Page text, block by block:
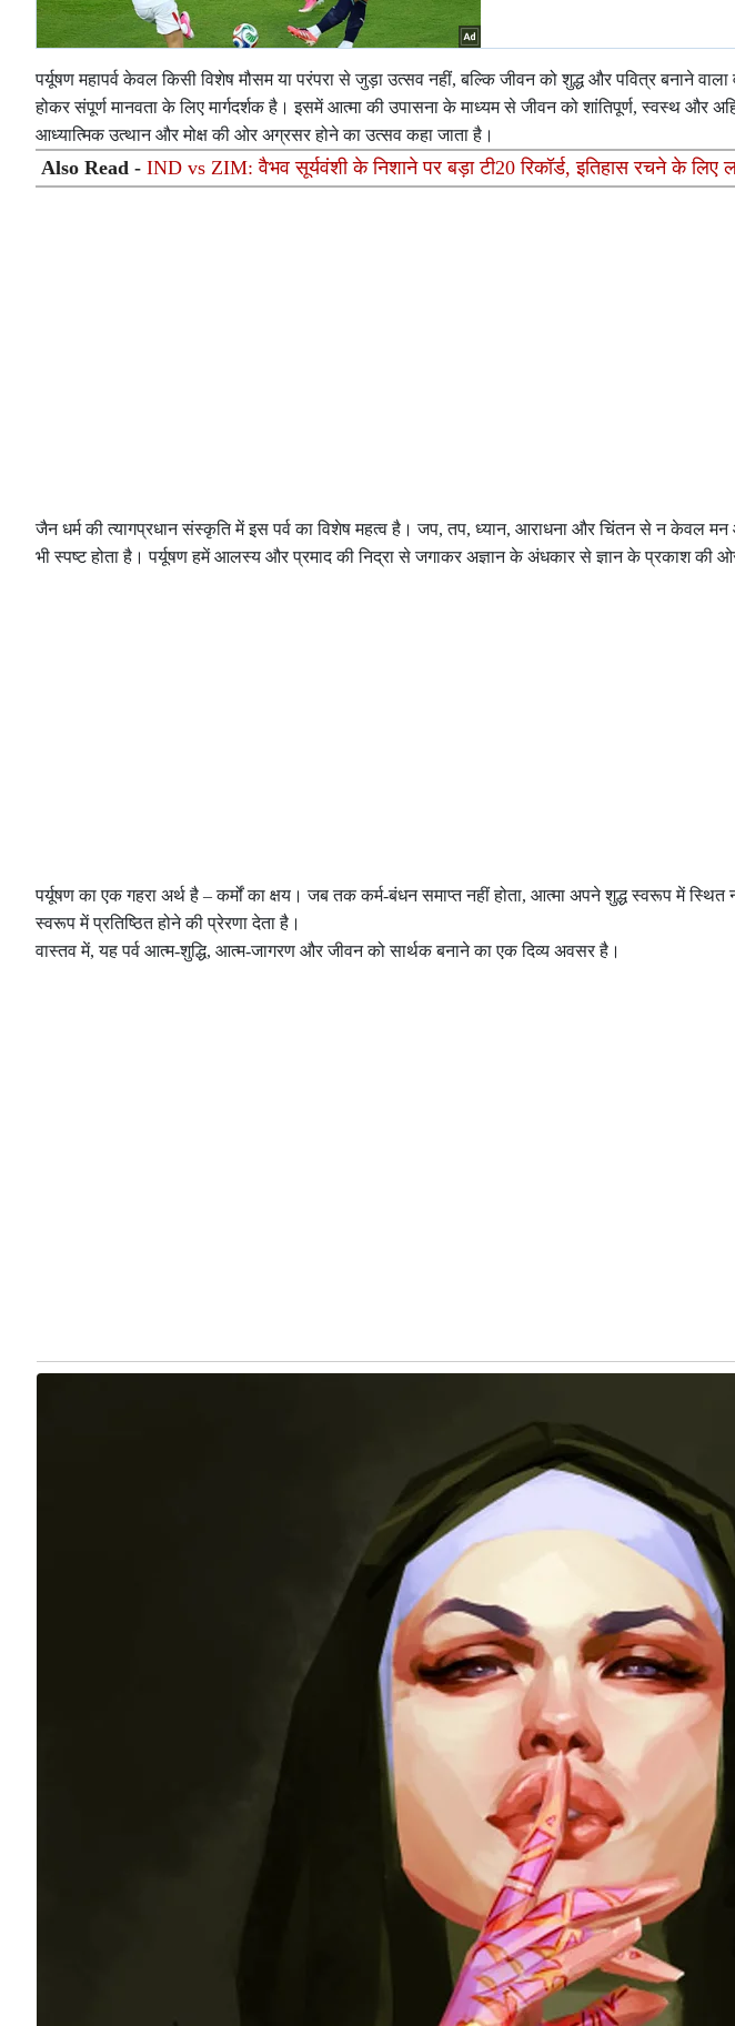
पर्यूषण महापर्व केवल किसी विशेष मौसम या परंपरा से जुड़ा उत्सव नहीं, बल्कि जीवन को शुद्ध और पवित्र बनाने
होकर संपूर्ण मानवता के लिए मार्गदर्शक है। इसमें आत्मा की उपासना के माध्यम से जीवन को शांतिपूर्ण, स्वस्थ और
आध्यात्मिक उत्थान और मोक्ष की ओर अग्रसर होने का उत्सव कहा जाता है।
Also Read - IND vs ZIM: वैभव सूर्यवंशी के निशाने पर बड़ा टी20 रिकॉर्ड, इतिहास रचने के लिए
जैन धर्म की त्यागप्रधान संस्कृति में इस पर्व का विशेष महत्व है। जप, तप, ध्यान, आराधना और चिंतन से न केवल मन
भी स्पष्ट होता है। पर्यूषण हमें आलस्य और प्रमाद की निद्रा से जगाकर अज्ञान के अंधकार से ज्ञान के प्रकाश की
पर्यूषण का एक गहरा अर्थ है – कर्मों का क्षय। जब तक कर्म-बंधन समाप्त नहीं होता, आत्मा अपने शुद्ध स्वरूप में
स्वरूप में प्रतिष्ठित होने की प्रेरणा देता है।
वास्तव में, यह पर्व आत्म-शुद्धि, आत्म-जागरण और जीवन को सार्थक बनाने का एक दिव्य अवसर है।